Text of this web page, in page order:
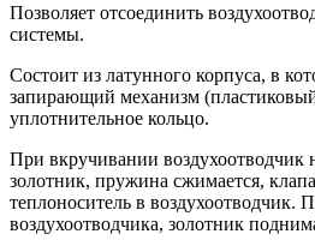
Позволяет отсоединить
системы.
Состоит из латунного корпуса, в
запирающий механизм
уплотнительное кольцо.
При вкручивании воздухоотводчик
золотник, пружина сжимается,
теплоноситель в воздухоотводчик.
воздухоотводчика, золотник